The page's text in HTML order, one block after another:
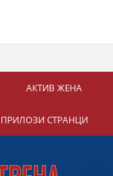
АКТИВ ЖЕНА
ПРИЛОЗИ СТРАНЦИ